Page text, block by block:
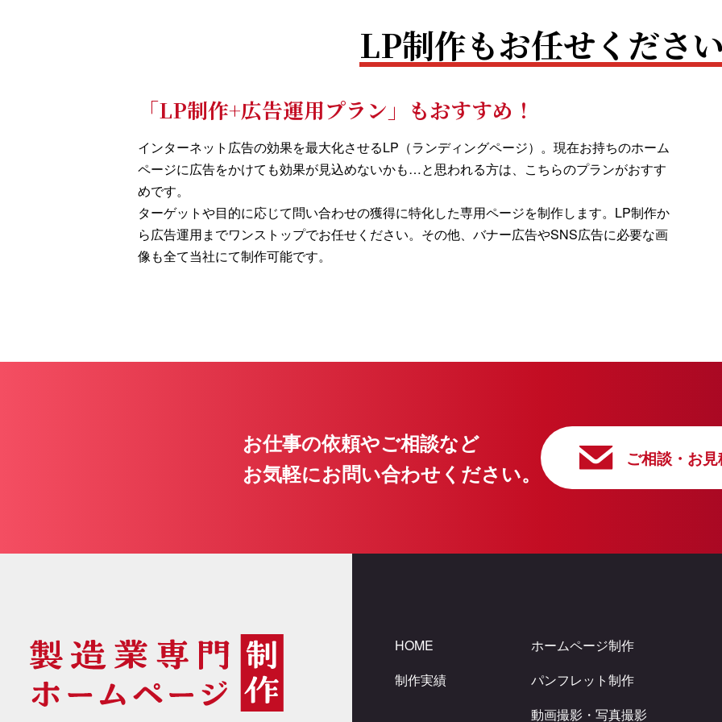
LP制作もお任せくださ
「LP制作+広告運用プラン」もおすすめ！
インターネット広告の効果を最大化させるLP（ランディングページ）。現在お持ちのホーム
ページに広告をかけても効果が見込めないかも…と思われる方は、こちらのプランがおすす
めです。
ターゲットや目的に応じて問い合わせの獲得に特化した専用ページを制作します。LP制作か
ら広告運用までワンストップでお任せください。その他、バナー広告やSNS広告に必要な画
像も全て当社にて制作可能です。
お仕事の依頼やご相談など
お気軽にお問い合わせください。
ご相談・お
HOME
制作実績
ホームページ制作
パンフレット制作
動画撮影・写真撮影